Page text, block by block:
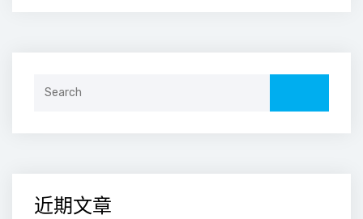
近期文章